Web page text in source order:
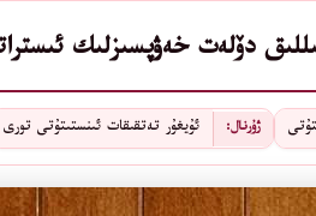
ژۇرنال: ئۇيغۇر تەتقىقات ئىنستىتۇتى تورى